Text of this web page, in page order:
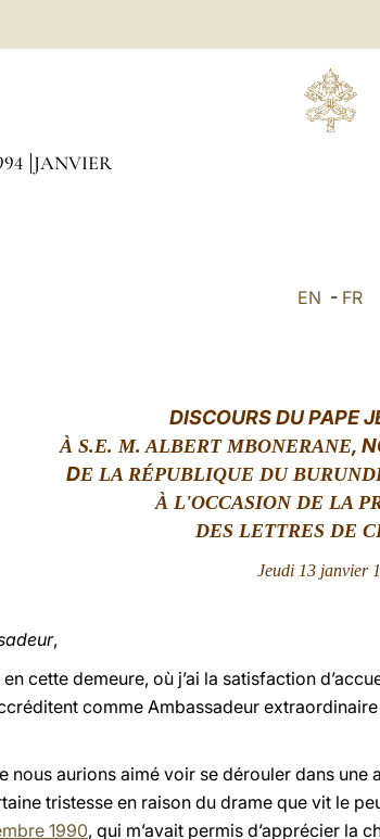
JANVIER
EN - FR
DISCOURS DU PAPE
À S.E. M. ALBERT MBONERANE,
DE LA RÉPUBLIQUE DU
À L'OCCASION DE LA
DES LETTRES DE
Jeudi 13 janvier
,
cette demeure, où j’ai la satisfaction
comme Ambassadeur
nous aurions aimé voir se dérouler dans
tristesse en raison du drame que vit le
1990, qui m’avait permis d’apprécier la